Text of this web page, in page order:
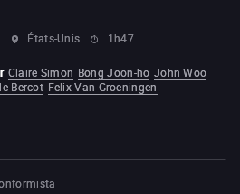
États-Unis 1h47
Claire Simon Bong Joon-ho John Woo
Bercot Felix Van Groeningen